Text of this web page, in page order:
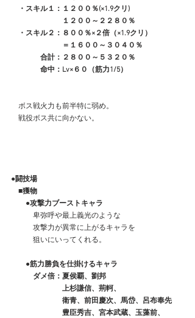
・スキル１：１２００％(×1.9クリ)
１２００～２２８０％
・スキル２：８００％×２倍（×1.9クリ）
＝１６００～３０４０％
合計：２８００～５３２０％
命中：Lv×６０（筋力1/5）
ボス戦火力も前半特に弱め。
戦役ボス共に向かない。
●闘技場
■獲物
●攻撃力ブーストキャラ
卑弥呼や最上義光のような
攻撃力が異常に上がるキャラを
狙いにいってくれる。
●筋力勝負を仕掛けるキャラ
ダメ倍：夏侯覇、劉邦
上杉謙信、荊軻、
衛青、前田慶次、馬岱、呂布奉先
豊臣秀吉、宮本武蔵、玉藻前、